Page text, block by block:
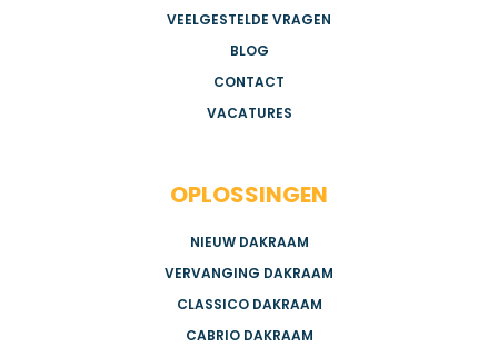
VEELGESTELDE VRAGEN
BLOG
CONTACT
VACATURES
OPLOSSINGEN
NIEUW DAKRAAM
VERVANGING DAKRAAM
CLASSICO DAKRAAM
CABRIO DAKRAAM